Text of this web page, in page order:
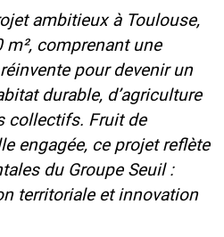
ambitieux à Toulouse,
comprenant une
pour devenir un
durable, d’agriculture
collectifs. Fruit de
engagée, ce projet reflète
du Groupe Seuil :
territoriale et innovation